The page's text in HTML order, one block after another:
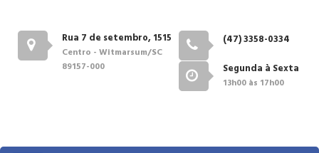
Rua 7 de setembro, 1515
Centro - Witmarsum/SC
89157-000
(47) 3358-0334
Segunda à Sexta
13h00 às 17h00